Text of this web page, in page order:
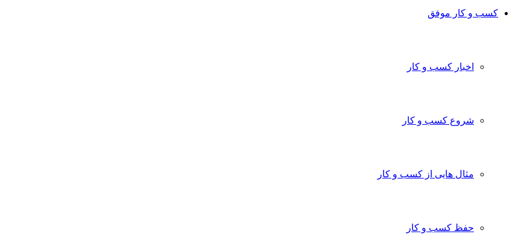
کسب و کار موفق
اخبار کسب و کار
شروع کسب و کار
مثال هایی از کسب و کار
حفظ کسب و کار